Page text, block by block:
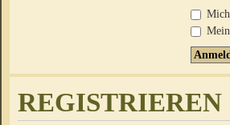
REGISTRIEREN